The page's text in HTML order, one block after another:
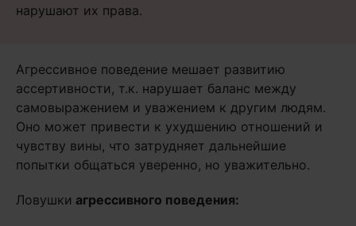
нарушают их права.
Агрессивное поведение мешает развитию
ассертивности, т.к. нарушает баланс между
самовыражением и уважением к другим людям.
Оно может привести к ухудшению отношений и
чувству вины, что затрудняет дальнейшие
попытки общаться уверенно, но уважительно.
Ловушки агрессивного поведения: